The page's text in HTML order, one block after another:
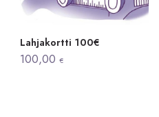
Lahjakortti 100€
100,00€